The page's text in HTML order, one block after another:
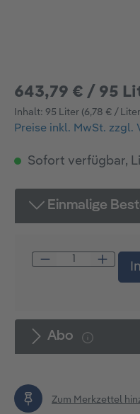
643,79 € / 95
Inhalt: 95 Liter (6,78 € /
Preise inkl. MwSt. zzgl.
Sofort verfügbar,
Einmalige
Produkt
Abo
Zum Merkzettel